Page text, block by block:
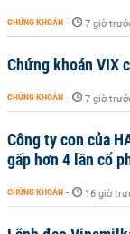
CHỨNG KHOÁN - 7 giờ
Chứng khoán VIX
CHỨNG KHOÁN - 7 giờ
Công ty con của
gấp hơn 4 lần cổ
CHỨNG KHOÁN - 16 giờ